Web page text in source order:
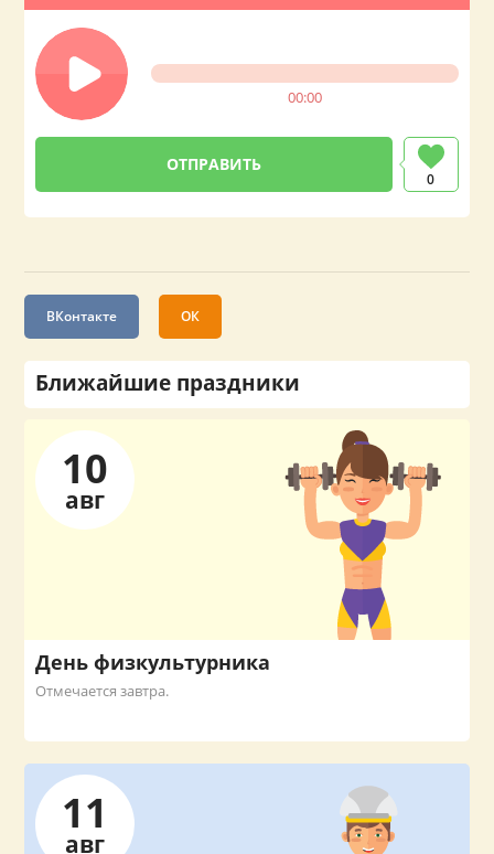
00:00
0
ВКонтакте ОК
Ближайшие праздники
10
авг
День физкультурника
Отмечается завтра.
11
авг